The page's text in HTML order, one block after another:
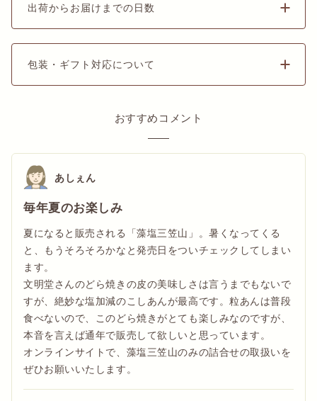
出荷からお届けまでの日数
包装・ギフト対応について
おすすめコメント
あしぇん
毎年夏のお楽しみ
夏になると販売される「藻塩三笠山」。暑くなってくる
と、もうそろそろかなと発売日をついチェックしてしまい
ます。
文明堂さんのどら焼きの皮の美味しさは言うまでもないで
すが、絶妙な塩加減のこしあんが最高です。粒あんは普段
食べないので、このどら焼きがとても楽しみなのですが、
本音を言えば通年で販売して欲しいと思っています。
オンラインサイトで、藻塩三笠山のみの詰合せの取扱いを
ぜひお願いいたします。